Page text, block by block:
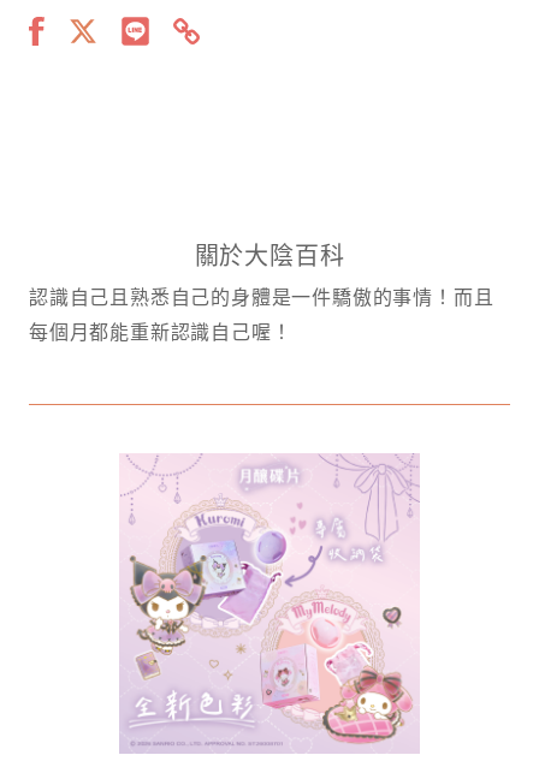
關於大陰百科
認識自己且熟悉自己的身體是一件驕傲的事情！而且
每個月都能重新認識自己喔！